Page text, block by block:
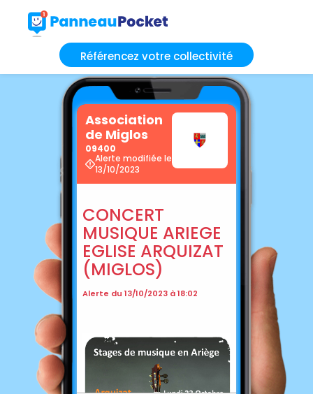
Référencez votre collectivité
Association
de Miglos
09400
Alerte modifiée le
13/10/2023
CONCERT
MUSIQUE ARIEGE
EGLISE ARQUIZAT
(MIGLOS)
Alerte du 13/10/2023 à 18:02